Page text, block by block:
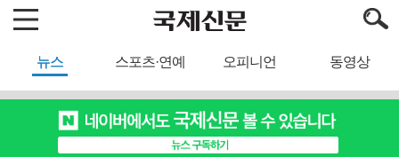
뉴스 스포츠·연예 오피니언 동영상